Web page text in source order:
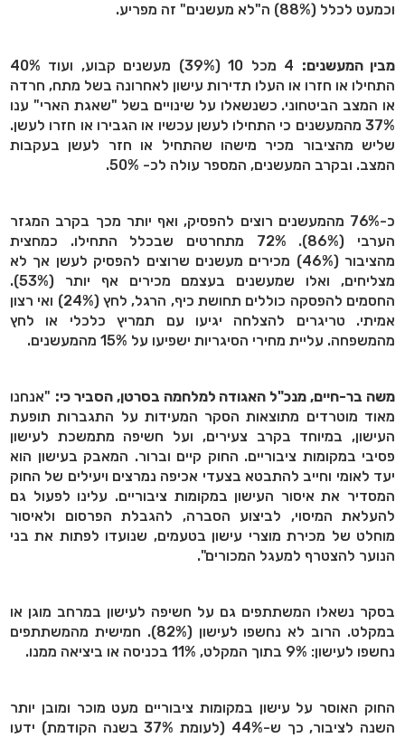
וכמעט לכלל (88%) ה"לא מעשנים" זה מפריע.
מבין המעשנים:
4 מכל 10 (39%) מעשנים קבוע, ועוד 40%
התחילו או חזרו או העלו תדירות עישון לאחרונה בשל מתח, חרדה
או המצב הביטחוני. כשנשאלו על שינויים בשל "שאגת הארי" ענו
37% מהמעשנים כי התחילו לעשן עכשיו או הגבירו או חזרו לעשן.
שליש מהציבור מכיר מישהו שהתחיל או חזר לעשן בעקבות
המצב. ובקרב המעשנים, המספר עולה לכ- 50%.
כ-76% מהמעשנים רוצים להפסיק, ואף יותר מכך בקרב המגזר
הערבי (86%). 72% מתחרטים שבכלל התחילו. כמחצית
מהציבור (46%) מכירים מעשנים שרוצים להפסיק לעשן אך לא
מצליחים, ואלו שמעשנים בעצמם מכירים אף יותר (53%).
החסמים להפסקה כוללים תחושת כיף, הרגל, לחץ (24%) ואי רצון
אמיתי. טריגרים להצלחה יגיעו עם תמריץ כלכלי או לחץ
מהמשפחה. עליית מחירי הסיגריות ישפיעו על 15% מהמעשנים.
משה בר-חיים, מנכ"ל האגודה למלחמה בסרטן, הסביר כי:"אנחנו
מאוד מוטרדים מתוצאות הסקר המעידות על התגברות תופעת
העישון, במיוחד בקרב צעירים, ועל חשיפה מתמשכת לעישון
פסיבי במקומות ציבוריים. החוק קיים וברור. המאבק בעישון הוא
יעד לאומי וחייב להתבטא בצעדי אכיפה נמרצים ויעילים של החוק
המסדיר את איסור העישון במקומות ציבוריים. עלינו לפעול גם
להעלאת המיסוי, לביצוע הסברה, להגבלת הפרסום ולאיסור
מוחלט של מכירת מוצרי עישון בטעמים, שנועדו לפתות את בני
הנוער להצטרף למעגל המכורים".
בסקר נשאלו המשתתפים גם על חשיפה לעישון במרחב מוגן או
במקלט. הרוב לא נחשפו לעישון (82%). חמישית מהמשתתפים
נחשפו לעישון: 9% בתוך המקלט, 11% בכניסה או ביציאה ממנו.
החוק האוסר על עישון במקומות ציבוריים מעט מוכר ומובן יותר
השנה לציבור, כך ש-44% (לעומת 37% בשנה הקודמת) ידעו